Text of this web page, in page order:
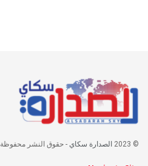
© 2023 الصدارة سكاي - حقوق النشر محفوظة